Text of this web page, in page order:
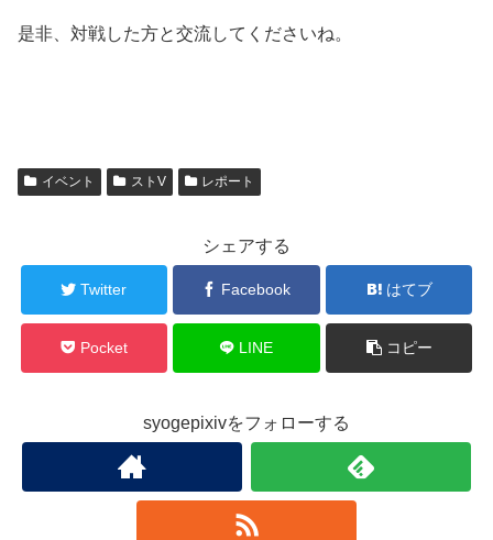
是非、対戦した方と交流してくださいね。
イベント ストV レポート
シェアする
Twitter Facebook はてブ
Pocket LINE コピー
syogepixivをフォローする